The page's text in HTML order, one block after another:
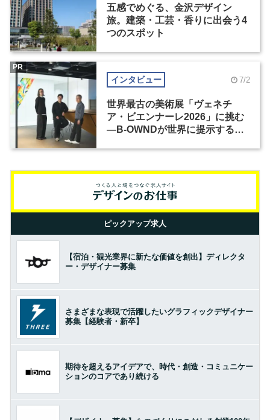
五感でめぐる、金沢デザイン
旅。建築・工芸・香りに出会う4
つのスポット
インタビュー 7/2
世界最古の美術展「ヴェネチ
ア・ビエンナーレ2026」に挑む
―B-OWNDが世界に提示する美
PR
ピックアップ求人
【宿泊・観光業界に新たな価値を創出】ディレクタ
ー・デザイナー募集
さまざまな表現で活躍したいグラフィックデザイナー
募集【経験者・新卒】
期待を超えるアイデアで、時代・創造・コミュニケー
ションのコアであり続ける